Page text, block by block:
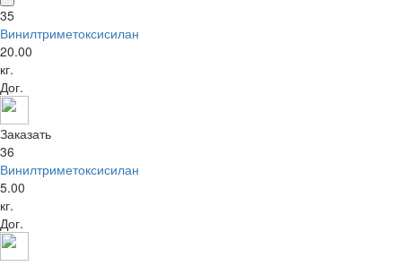
35
Винилтриметоксисилан
20.00
кг.
Дог.
Заказать
36
Винилтриметоксисилан
5.00
кг.
Дог.